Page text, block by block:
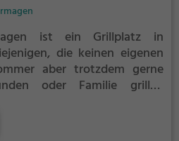
ist ein Grillplatz in
die keinen eigenen
aber trotzdem gerne
oder Familie grillen